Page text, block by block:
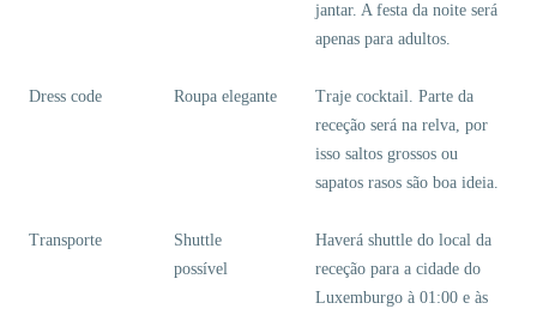
jantar. A festa da noite será
apenas para adultos.
Dress code Roupa elegante
Traje cocktail. Parte da
receção será na relva, por
isso saltos grossos ou
sapatos rasos são boa ideia.
Transporte
Shuttle
possível
Haverá shuttle do local da
receção para a cidade do
Luxemburgo à 01:00 e às